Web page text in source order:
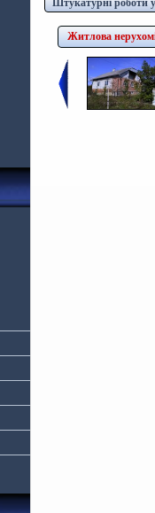
Штукатурні роботи
Житлова